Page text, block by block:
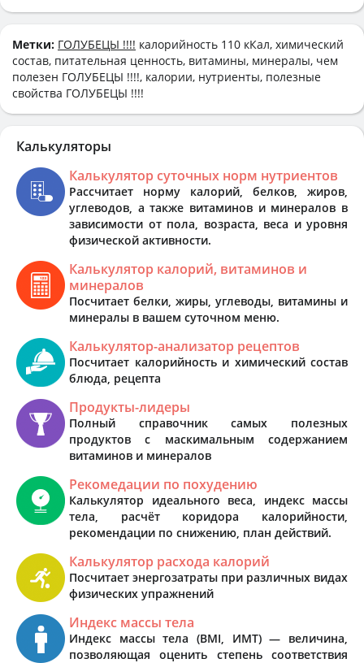
Метки: ГОЛУБЕЦЫ !!!! калорийность 110 кКал, химический
состав, питательная ценность, витамины, минералы, чем
полезен ГОЛУБЕЦЫ !!!!, калории, нутриенты, полезные
свойства ГОЛУБЕЦЫ !!!!
Калькуляторы
Калькулятор суточных норм нутриентов
Рассчитает норму калорий, белков, жиров,
углеводов, а также витаминов и минералов в
зависимости от пола, возраста, веса и уровня
физической активности.
Калькулятор калорий, витаминов и
минералов
Посчитает белки, жиры, углеводы, витамины и
минералы в вашем суточном меню.
Калькулятор-анализатор рецептов
Посчитает калорийность и химический состав
блюда, рецепта
Продукты-лидеры
Полный справочник самых полезных
продуктов с маскимальным содержанием
витаминов и минералов
Рекомедации по похудению
Калькулятор идеального веса, индекс массы
тела, расчёт коридора калорийности,
рекомендации по снижению, план действий.
Калькулятор расхода калорий
Посчитает энергозатраты при различных видах
физических упражнений
Индекс массы тела
Индекс массы тела (BMI, ИМТ) — величина,
позволяющая оценить степень соответствия